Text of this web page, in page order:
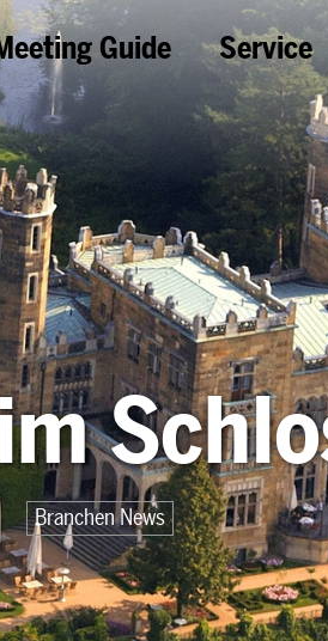
Guide Service
Branchen News